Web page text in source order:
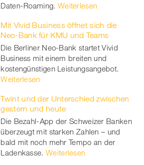
Daten-Roaming. Weiterlesen
Mit Vivid Business öffnet sich die
Neo-Bank für KMU und Teams
Die Berliner Neo-Bank startet Vivid
Business mit einem breiten und
kostengünstigen Leistungsangebot.
Weiterlesen
Twint und der Unterschied zwischen
gestern und heute
Die Bezahl-App der Schweizer Banken
überzeugt mit starken Zahlen – und
bald mit noch mehr Tempo an der
Ladenkasse. Weiterlesen